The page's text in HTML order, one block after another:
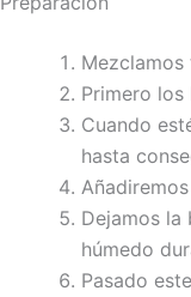
Primero
Cuando
hasta
Dejamos la
húmedo
Pasado